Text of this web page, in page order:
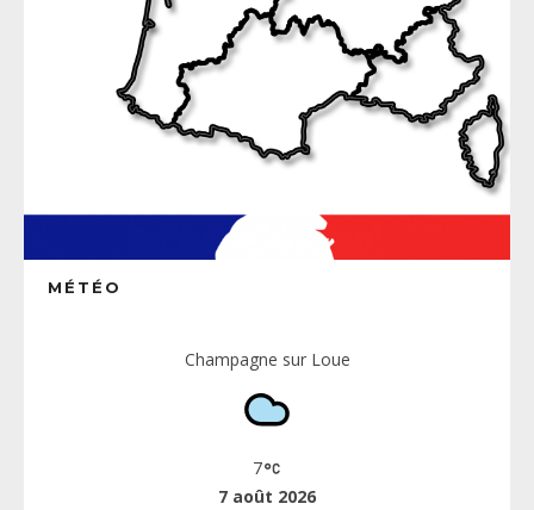
MÉTÉO
Champagne sur Loue
7
7 août 2026